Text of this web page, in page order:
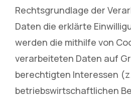
Rechtsgrundlage der
Daten die erklärte
werden die mithilfe von
verarbeiteten Daten auf
berechtigten Interessen
betriebswirtschaftlichen